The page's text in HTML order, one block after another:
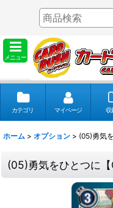
メニュー
カテゴリ マイページ 収
ホーム > オプション > (05)勇気
(05)勇気をひとつに